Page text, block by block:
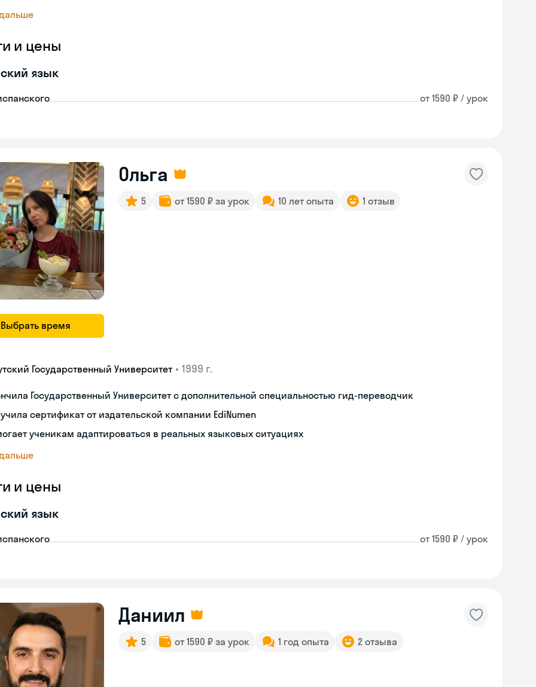
и цены
язык
от 1590 ₽ / урок
Выбрать время
Ольга
5 от 1590 ₽ за урок 10 лет опыта 1 отзыв
Государственный Университет • 1999 г.
Государственный Университет с дополнительной специальностью гид-переводчик
сертификат от издательской компании EdiNumen
ученикам адаптироваться в реальных языковых ситуациях
и цены
язык
от 1590 ₽ / урок
Даниил
5 от 1590 ₽ за урок 1 год опыта 2 отзыва